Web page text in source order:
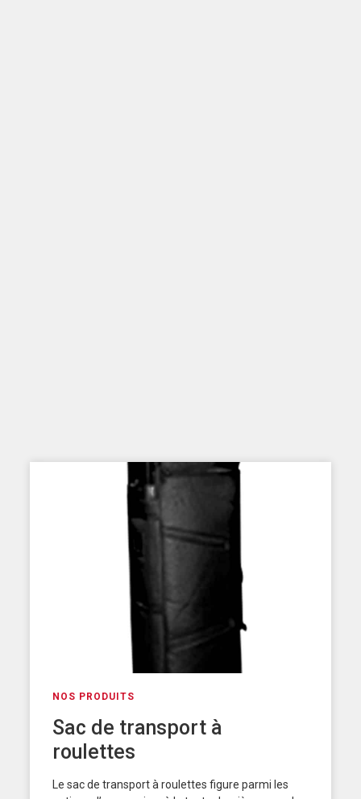
NOS PRODUITS
Sac de transport à
roulettes
Le sac de transport à roulettes figure parmi les